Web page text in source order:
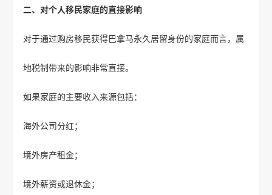
二、对个人移民家庭的直接影响
对于通过购房移民获得巴拿马永久居留身份的家庭而言，属
地税制带来的影响非常直接。
如果家庭的主要收入来源包括：
海外公司分红；
境外房产租金；
境外薪资或退休金；